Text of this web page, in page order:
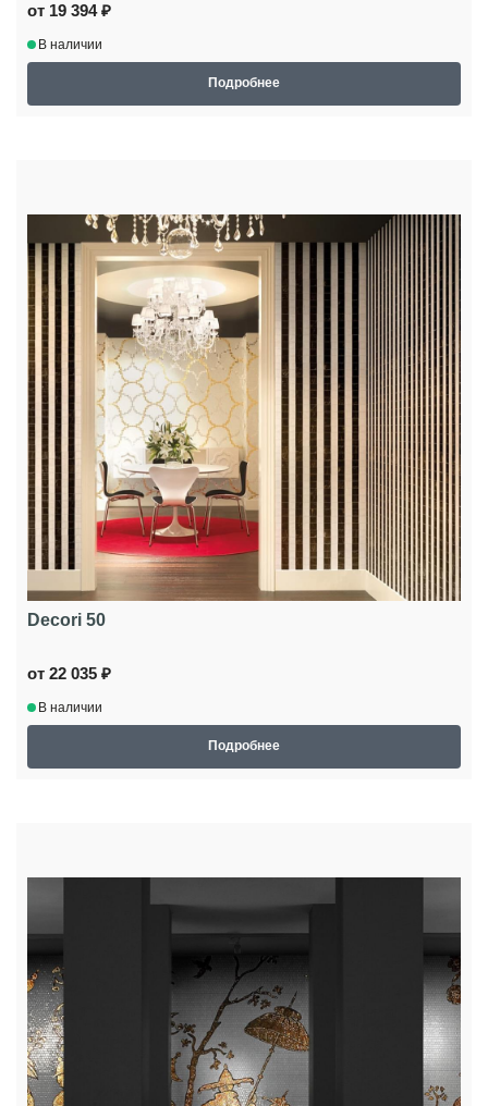
от 19 394 ₽
В наличии
Подробнее
Decori 50
от 22 035 ₽
В наличии
Подробнее